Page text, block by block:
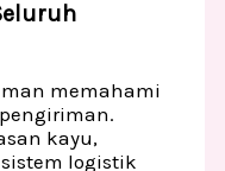
memahami
kayu,
logistik